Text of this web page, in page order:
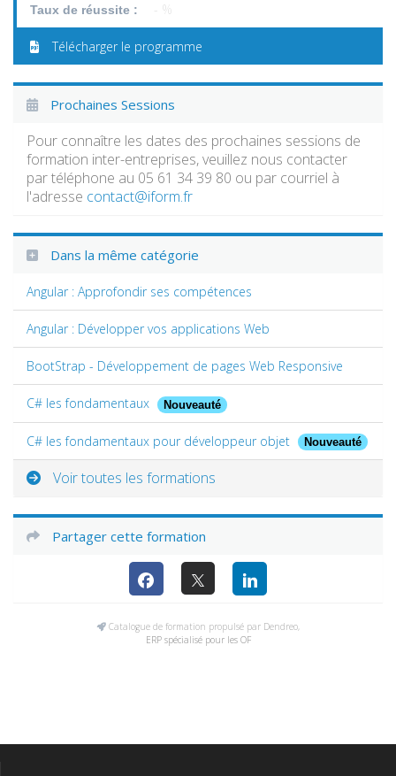
Taux de réussite :
Télécharger le programme
Prochaines Sessions
Pour connaître les dates des prochaines sessions de
formation inter-entreprises, veuillez nous contacter
par téléphone au 05 61 34 39 80 ou par courriel à
l'adresse contact@iform.fr
Dans la même catégorie
Angular : Approfondir ses compétences
Angular : Développer vos applications Web
BootStrap - Développement de pages Web Responsive
C# les fondamentaux Nouveauté
C# les fondamentaux pour développeur objet Nouveauté
Voir toutes les formations
Partager cette formation
Catalogue de formation propulsé par Dendreo,
ERP spécialisé pour les OF